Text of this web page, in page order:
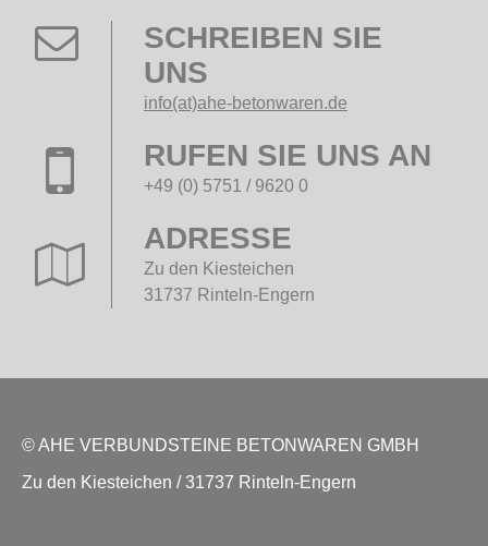
SCHREIBEN SIE
UNS
info(at)ahe-betonwaren.de
RUFEN SIE UNS AN
+49 (0) 5751 / 9620 0
ADRESSE
Zu den Kiesteichen
31737 Rinteln-Engern
© AHE VERBUNDSTEINE BETONWAREN GMBH
Zu den Kiesteichen / 31737 Rinteln-Engern